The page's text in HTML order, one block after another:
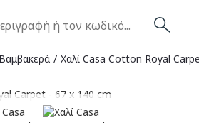
Χαλί Casa Cotton Royal
Αναμένεται